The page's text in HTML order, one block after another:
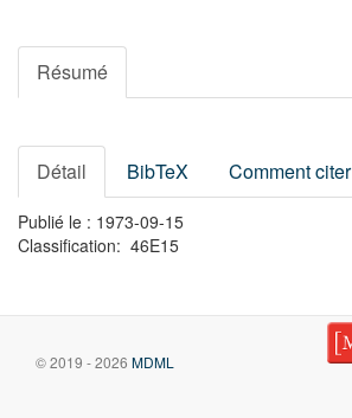
Résumé
Détail BibTeX Comment citer
Publié le : 1973-09-15
Classification: 46E15
© 2019 - 2026 MDML